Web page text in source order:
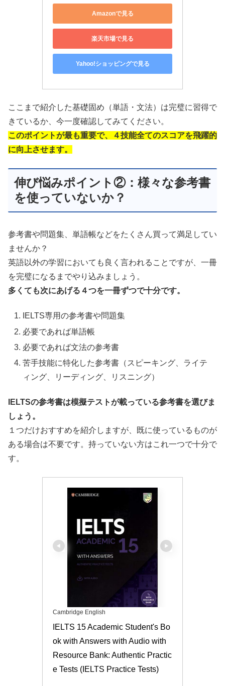
Amazonで見る
楽天市場で見る
Yahoo!ショッピングで見る
ここまで紹介した基礎固め（単語・文法）は完璧に習得で
きているか、今一度確認してみてください。
このポイントが最も重要で、４技能全てのスコアを飛躍的
に向上させます。
伸び悩みポイント②：様々な参考書
を使っていないか？
参考書や問題集、単語帳などをたくさん買って満足してい
ませんか？
英語以外の学習においても良く言われることですが、一冊
を完璧になるまでやり込みましょう。
多くても次にあげる４つを一冊ずつで十分です。
IELTS専用の参考書や問題集
必要であれば単語帳
必要であれば文法の参考書
苦手技能に特化した参考書（スピーキング、ライテ
ィング、リーディング、リスニング）
IELTSの参考書は模擬テストが載っている参考書を選びま
しょう。
１つだけおすすめを紹介しますが、既に使っているものが
ある場合は不要です。持っていない方はこれ一つで十分で
す。
Cambridge English
IELTS 15 Academic Student's Bo
ok with Answers with Audio with
Resource Bank: Authentic Practic
e Tests (IELTS Practice Tests)